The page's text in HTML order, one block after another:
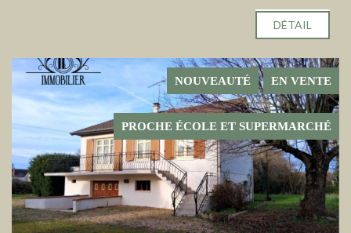
DÉTAIL
EN VENTE
NOUVEAUTÉ
PROCHE ÉCOLE ET SUPERMARCHÉ